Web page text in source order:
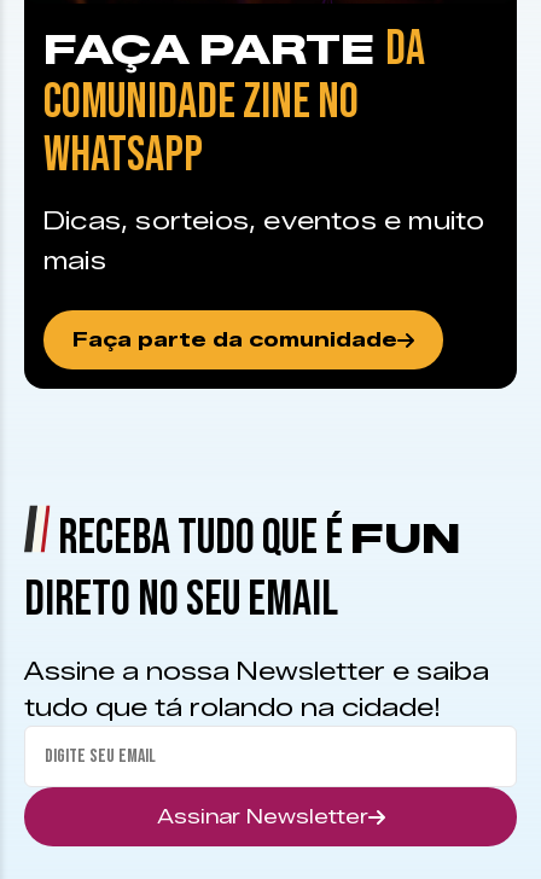
FAÇA PARTE DA
COMUNIDADE ZINE NO
WHATSAPP
Dicas, sorteios, eventos e muito
mais
Faça parte da comunidade
RECEBA TUDO QUE É FUN
DIRETO NO SEU EMAIL
Assine a nossa Newsletter e saiba
tudo que tá rolando na cidade!
Assinar Newsletter